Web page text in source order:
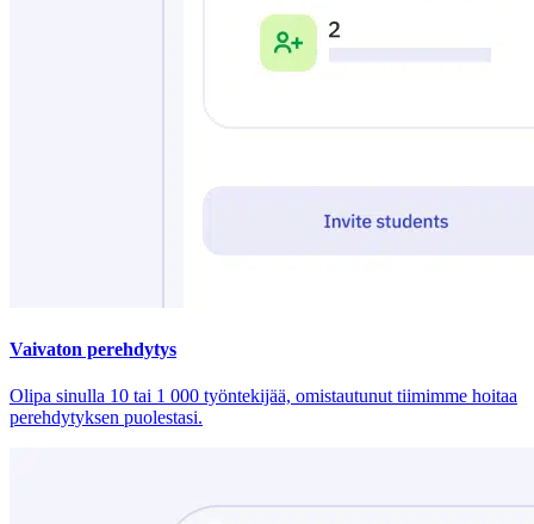
Vaivaton perehdytys
Olipa sinulla 10 tai 1 000 työntekijää, omistautunut tiimimme hoitaa
perehdytyksen puolestasi.